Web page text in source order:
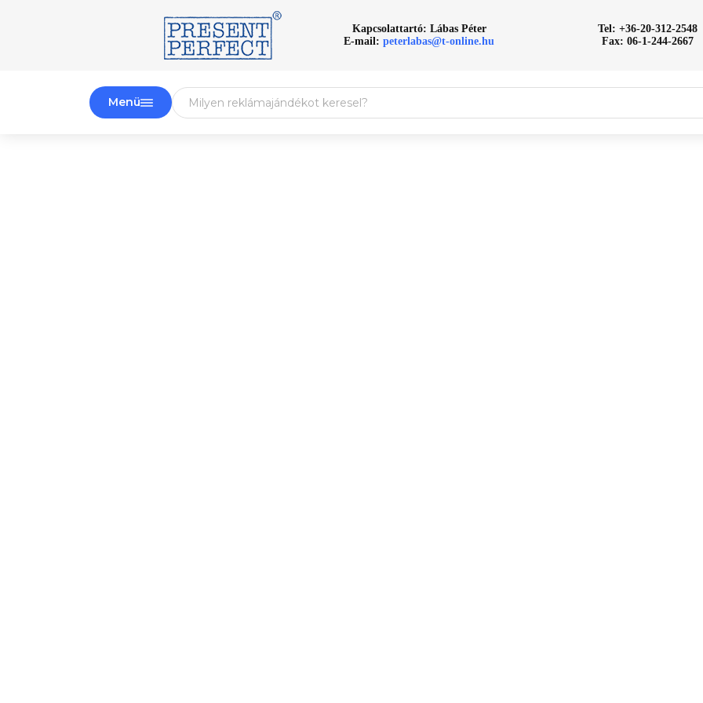
Kapcsolattartó: Lábas Péter
E-mail: peterlabas@t-online.hu
Tel: +36-20-312-2548
Fax: 06-1-244-2667
Menü